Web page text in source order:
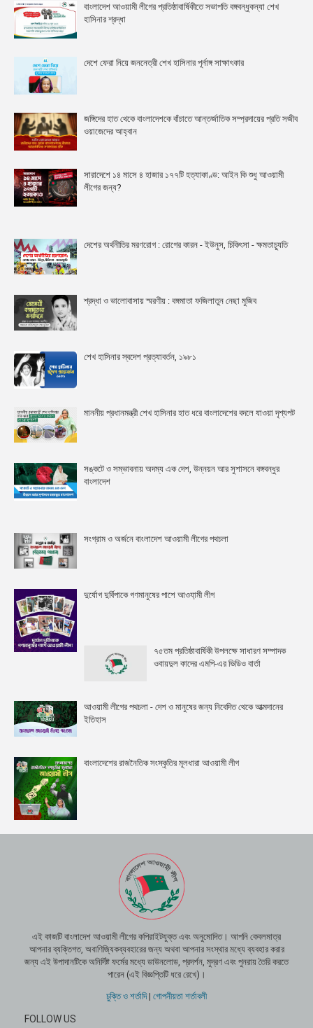
বাংলাদেশ আওয়ামী লীগের প্রতিষ্ঠাবার্ষিকীতে সভাপতি বঙ্গবন্ধুকন্যা শেখ
হাসিনার শ্রদ্ধা
দেশে ফেরা নিয়ে জননেত্রী শেখ হাসিনার পূর্নাঙ্গ সাক্ষাৎকার
জঙ্গিদের হাত থেকে বাংলাদেশকে বাঁচাতে আন্তর্জাতিক সম্প্রদায়ের প্রতি সজীব
ওয়াজেদের আহ্বান
সারাদেশে ১৪ মাসে ৪ হাজার ১৭৭টি হত্যাকাণ্ড: আইন কি শুধু আওয়ামী
লীগের জন্য?
দেশের অর্থনীতির মরণরোগ : রোগের কারন - ইউনুস, চিকিৎসা - ক্ষমতাচ্যুতি
শ্রদ্ধা ও ভালোবাসায় স্মরণীয় : বঙ্গমাতা ফজিলাতুন নেছা মুজিব
শেখ হাসিনার স্বদেশ প্রত্যাবর্তন, ১৯৮১
মাননীয় প্রধানমন্ত্রী শেখ হাসিনার হাত ধরে বাংলাদেশের বদলে যাওয়া দৃশ্যপট
সঙ্কটে ও সম্ভাবনায় অদম্য এক দেশ, উন্নয়ন আর সুশাসনে বঙ্গবন্ধুর
বাংলাদেশ
সংগ্রাম ও অর্জনে বাংলাদেশ আওয়ামী লীগের পথচলা
দুর্যোগ দুর্বিপাকে গণমানুষের পাশে আওযা়মী লীগ
৭৫তম প্রতিষ্ঠাবার্ষিকী উপলক্ষে সাধারণ সম্পাদক
ওবায়দুল কাদের এমপি-এর ভিডিও বার্তা
আওয়ামী লীগের পথচলা - দেশ ও মানুষের জন্য নিবেদিত থেকে আত্মদানের
ইতিহাস
বাংলাদেশের রাজনৈতিক সংস্কৃতির মূলধারা আওয়ামী লীগ
এই কাজটি বাংলাদেশ আওয়ামী লীগের কপিরাইটযুক্ত এবং অনুমোদিত। আপনি কেবলমাত্র
আপনার ব্যক্তিগত, অবাণিজ্যিকব্যবহারের জন্য অথবা আপনার সংস্থার মধ্যে ব্যবহার করার
জন্য এই উপাদানটিকে অনির্দিষ্ট ফর্মের মধ্যে ডাউনলোড, প্রদর্শন, মুদ্রণ এবং পুনরায় তৈরি করতে
পারেন (এই বিজ্ঞপ্তিটি ধরে রেখে)।
চুক্তি ও শর্তাদি| গোপনীয়তা শর্তাবলী
FOLLOW US